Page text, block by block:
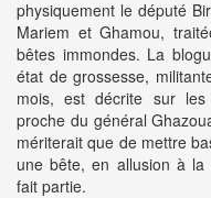
physiquement le député
Mariem et Ghamou,
bêtes immondes. La
état de grossesse,
mois, est décrite sur
proche du général
mériterait que de mettre
une bête, en allusion à la
fait partie.